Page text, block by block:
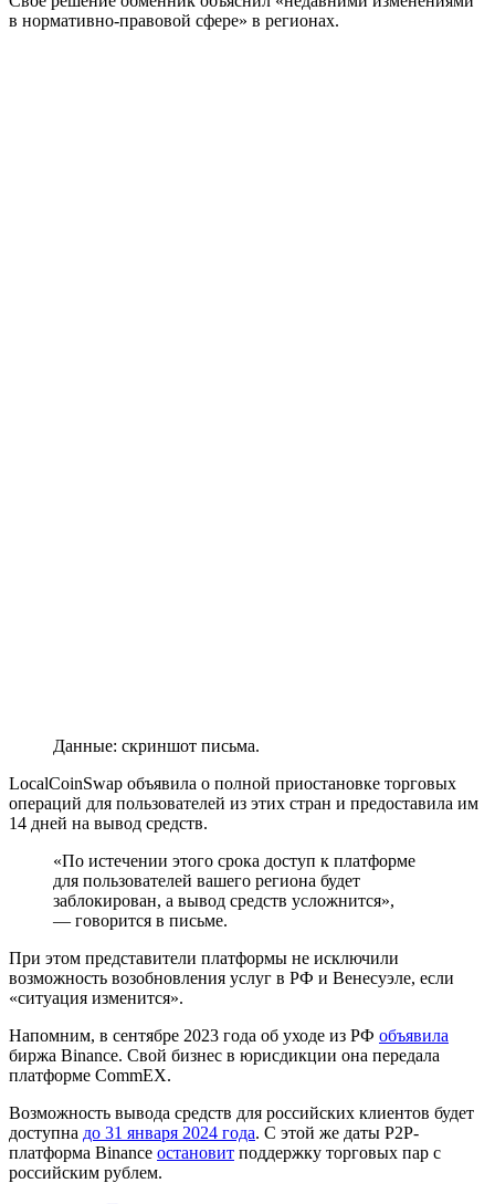
в нормативно-правовой сфере» в регионах.
Данные: скриншот письма.
LocalCoinSwap объявила о полной приостановке торговых
операций для пользователей из этих стран и предоставила им
14 дней на вывод средств.
«По истечении этого срока доступ к платформе
для пользователей вашего региона будет
заблокирован, а вывод средств усложнится»,
— говорится в письме.
При этом представители платформы не исключили
возможность возобновления услуг в РФ и Венесуэле, если
«ситуация изменится».
Напомним, в сентябре 2023 года об уходе из РФ объявила
биржа Binance. Свой бизнес в юрисдикции она передала
платформе CommEX.
Возможность вывода средств для российских клиентов будет
доступна до 31 января 2024 года. С этой же даты P2P-
платформа Binance остановит поддержку торговых пар с
российским рублем.